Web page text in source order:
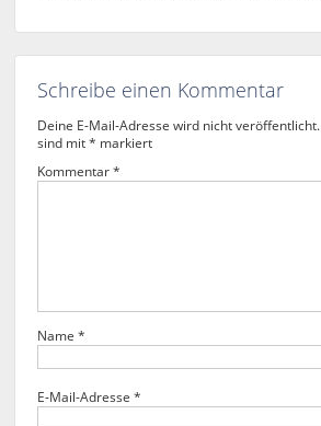
Schreibe einen Kommentar
Deine E-Mail-Adresse wird nicht veröffentlicht.
sind mit* markiert
Kommentar*
Name*
E-Mail-Adresse*